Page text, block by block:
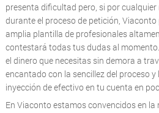
presenta dificultad pero, si por
durante el proceso de petición,
amplia plantilla de profesionales
contestará todas tus dudas al
el dinero que necesitas sin demora a
encantado con la sencillez del proceso
inyección de efectivo en tu cuenta en
En Viaconto estamos convencidos en la